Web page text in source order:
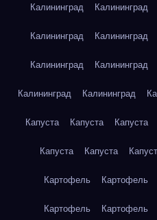
Калининград Калининград
Калининград Калининград
Калининград Калининград
Калининград Калининград
Капуста Капуста Капуста
Капуста Капуста
Картофель Картофель
Картофель Картофель